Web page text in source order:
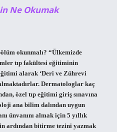
Ne Okumak
okunmalı? “Ülkemizde
tıp fakültesi eğitiminin
alarak ‘Deri ve Zührevi
Dermatologlar kaç
özel tıp eğitimi giriş sınavına
ana bilim dalından uygun
ünvanını almak için 5 yıllık
ardından bitirme tezini yazmak